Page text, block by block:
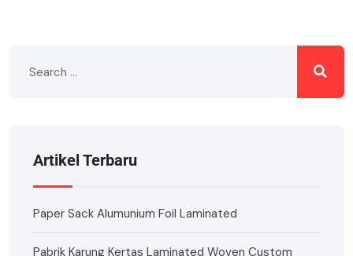
Artikel Terbaru
Paper Sack Alumunium Foil Laminated
Pabrik Karung Kertas Laminated Woven Custom